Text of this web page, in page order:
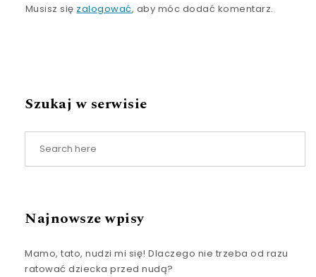
Musisz się zalogować, aby móc dodać komentarz.
Szukaj w serwisie
Najnowsze wpisy
Mamo, tato, nudzi mi się! Dlaczego nie trzeba od razu
ratować dziecka przed nudą?